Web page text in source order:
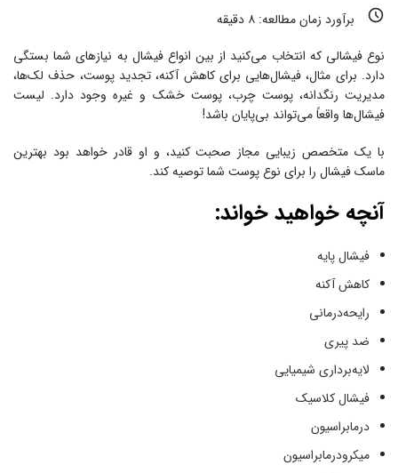
برآورد زمان مطالعه: ۸ دقیقه
نوع فیشالی که انتخاب می‌کنید از بین انواع فیشال به نیازهای شما بستگی
دارد. برای مثال، فیشال‌هایی برای کاهش آکنه، تجدید پوست، حذف لک‌ها،
مدیریت رنگدانه، پوست چرب، پوست خشک و غیره وجود دارد. لیست
فیشال‌ها واقعاً می‌تواند بی‌پایان باشد!
با یک متخصص زیبایی مجاز صحبت کنید، و او قادر خواهد بود بهترین
ماسک فیشال را برای نوع پوست شما توصیه کند.
آنچه خواهید خواند:
فیشال پایه
کاهش آکنه
رایحه‌درمانی
ضد پیری
لایه‌برداری شیمیایی
فیشال کلاسیک
درمابراسیون
میکرودرمابراسیون